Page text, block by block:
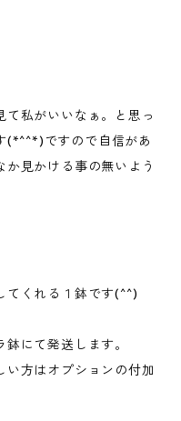
私がいいなぁ。と思っ
(*^^*)ですので自信があ
か見かける事の無いよう
てくれる１鉢です(^^)
にて発送します。
方はオプションの付加